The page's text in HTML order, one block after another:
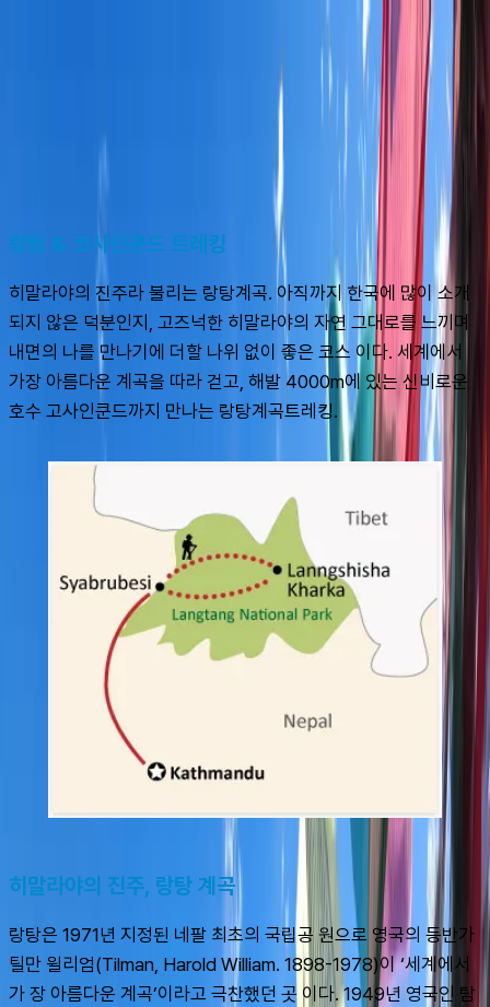
랑탕 & 코사인쿤드 트레킹
히말라야의 진주라 불리는 랑탕계곡. 아직까지 한국에 많이 소개
되지 않은 덕분인지, 고즈넉한 히말라야의 자연 그대로를 느끼며
내면의 나를 만나기에 더할 나위 없이 좋은 코스 이다. 세계에서
가장 아름다운 계곡을 따라 걷고, 해발 4000m에 있는 신비로운
호수 고사인쿤드까지 만나는 랑탕계곡트레킹.
히말라야의 진주, 랑탕 계곡
랑탕은 1971년 지정된 네팔 최초의 국립공 원으로 영국의 등반가
틸만 윌리엄(Tilman, Harold William. 1898-1978)이 ‘세계에서
가 장 아름다운 계곡’이라고 극찬했던 곳 이다. 1949년 영국인 탐